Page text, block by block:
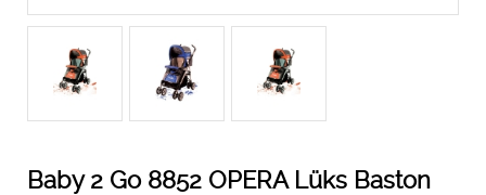
Baby 2 Go 8852 OPERA Lüks Baston